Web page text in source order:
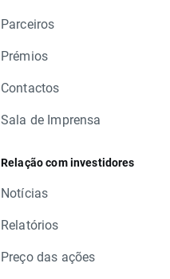
Parceiros
Prémios
Contactos
Sala de Imprensa
Relação com investidores
Notícias
Relatórios
Preço das ações